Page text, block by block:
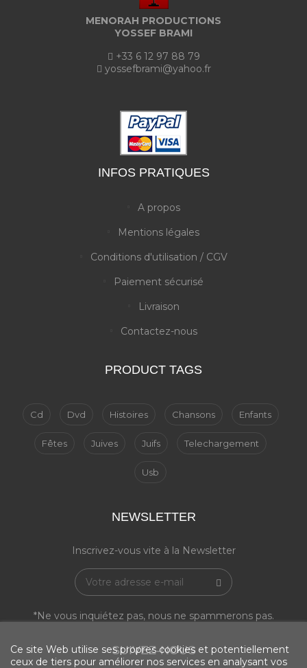
MENORAH PRODUCTIONS
YOSSEF BRAMI
+33 6 12 97 88 79
yossefbrami@yahoo.fr
INFOS PRATIQUES
A propos
Mentions légales
Conditions d'utilisation / CGV
Paiement sécurisé
Livraison
Contactez-nous
PRODUCT TAGS
Cd Dvd Histoires Chansons Enfants
Fêtes Juives Juifs Telechargement
Usb
NEWSLETTER
Inscrivez-vous vite à la Newsletter
*Ne vous inquiétez pas, nous ne spammerons pas.
SUIVEZ-NOUS
Ce site Web utilise ses propres cookies et potentiellement
ceux de tiers pour améliorer nos services en analysant vos